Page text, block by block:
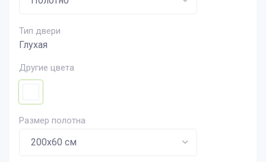
Тип двери
Глухая
Другие цвета
Размер полотна